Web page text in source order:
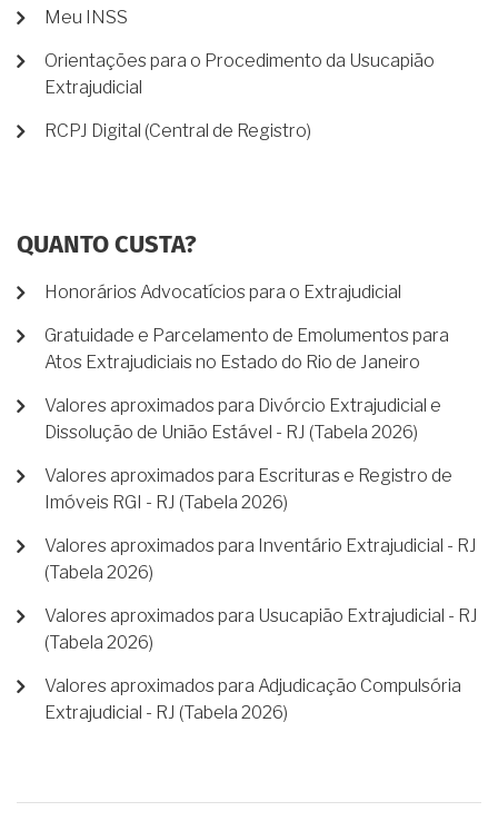
Meu INSS
Orientações para o Procedimento da Usucapião
Extrajudicial
RCPJ Digital (Central de Registro)
QUANTO CUSTA?
Honorários Advocatícios para o Extrajudicial
Gratuidade e Parcelamento de Emolumentos para
Atos Extrajudiciais no Estado do Rio de Janeiro
Valores aproximados para Divórcio Extrajudicial e
Dissolução de União Estável - RJ (Tabela 2026)
Valores aproximados para Escrituras e Registro de
Imóveis RGI - RJ (Tabela 2026)
Valores aproximados para Inventário Extrajudicial - RJ
(Tabela 2026)
Valores aproximados para Usucapião Extrajudicial - RJ
(Tabela 2026)
Valores aproximados para Adjudicação Compulsória
Extrajudicial - RJ (Tabela 2026)